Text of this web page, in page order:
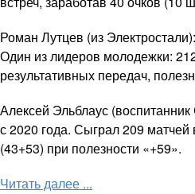
Роман Лутцев (из
Один из лидеров молодежки:
результативных передач,
Алексей Эльблаус
с 2020 года. Сыграл 209
(43+53) при полезности «+59».
Читать далее ...